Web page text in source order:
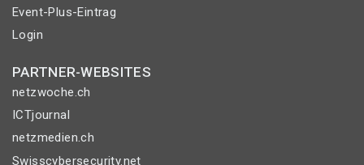
Event-Plus-Eintrag
Login
PARTNER-WEBSITES
netzwoche.ch
ICTjournal
netzmedien.ch
Swisscybersecurity.net